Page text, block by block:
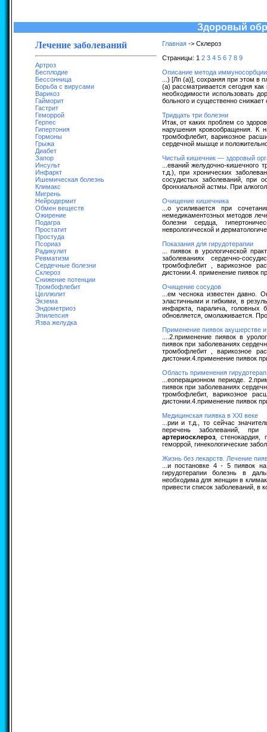
Здоровый
Лечение заболеваний
Артроз
Бесплодие
Бессонница
Борьба с вирусами
Варикоз
Гайморит
Гастрит
Геморрой
Герпес
Гипертония
Гормоны
Грыжа
Диабет
Запор
Инсульт
Инфаркт
Ишемическая болезнь
Климакс
Мигрень
Нейродермит
Обмен веществ
Ожирение
Подагра
Простатит
Простуда
Псориаз
Радикулит
Ревматизм
Сердечные болезни
Склероз
Снижение потенции
Тромбофлебит
Целлюлит
Экзема
Эндометриоз
Эпилепсия
Язва желудка
Главная-> Склероз
Страницы: 1 2 3 4 5 6 7 8 9
Описание метода
...) [Лп (а)], сохраняя при этом в
(а) рассматривается сегодня
необходимости использовать
больного и существенно
Тридцать три болезни
Итак, от каких проблем со
нарушения кровообращения. К
тромбофлебит, варикозное
сердечной мышце и
Чистый кишечник — здоровый
...еваний желудочно-кишечного
т.д.), при хронических
сосудистых заболеваний, при
бронхиальной астмы. При
Очищение кишечника
...о усиливается при
немедикаментозных методов
болезни сердца,
неврологической и
Показания для гирудотерапии
... пиявок в урологической
заболеваниях сердечно-
тромбофлебит , варикозное
дистонии.4. применение пиявок
Очищение сосудов
...ем чеснока известен давно.
эластичными и гибкими, в
инфаркта, паралича, головных
обновляется, омолаживается.
Применение пиявок акушерстве и
....2.применение пиявок в
пиявок при заболеваниях
тромбофлебит , варикозное
дистонии.4.применение пиявок
Область применения
...еоперационном периоде.
пиявок при заболеваниях
тромбофлебит, варикозное
дистонии.4.применение пиявок
Медицинская пиявка в XXI веке
...рии и т.д., то сейчас
перечень заболеваний, при
артериосклероз, стенокардия,
геморрой, гинекологические
Жизнь без лекарств. Лечение
...и постановке 4 - 5 пиявок
гирудотерапии болезнь в
необходима для женщин в
привести список заболеваний, в